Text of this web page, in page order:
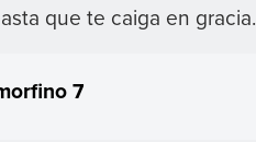
que te caiga en gracia.
7